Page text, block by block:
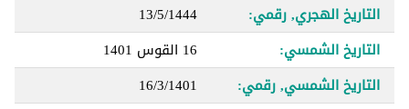
التاريخ الهجري, رقمي:
13/5/1444
التاريخ الشمسي:
16 القوس 1401
التاريخ الشمسي, رقمي:
16/3/1401